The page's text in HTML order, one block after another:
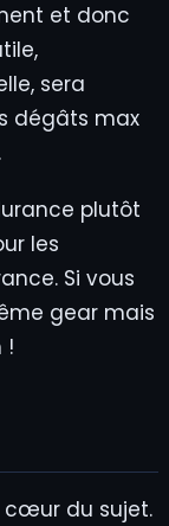
et donc
sera
dégâts max
plutôt
les
Si vous
gear mais
!
cœur du sujet.